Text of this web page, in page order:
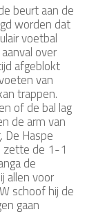
beurt aan de
worden dat
voetbal
over
afgeblokt
van
trappen.
of de bal lag
de arm van
Haspe
zette de 1-1
de
allen voor
schoof hij de
gaan